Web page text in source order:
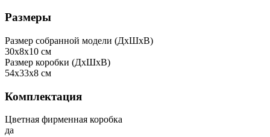
Размеры
Размер собранной модели (ДxШxВ)
30x8x10 см
Размер коробки (ДxШxВ)
54x33x8 см
Комплектация
Цветная фирменная коробка
да